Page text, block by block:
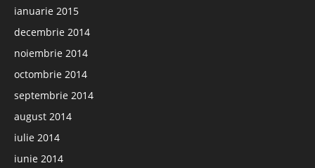
ianuarie 2015
decembrie 2014
noiembrie 2014
octombrie 2014
septembrie 2014
august 2014
iulie 2014
iunie 2014